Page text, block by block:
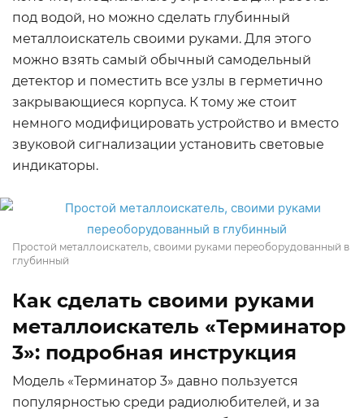
под водой, но можно сделать глубинный
металлоискатель своими руками. Для этого
можно взять самый обычный самодельный
детектор и поместить все узлы в герметично
закрывающиеся корпуса. К тому же стоит
немного модифицировать устройство и вместо
звуковой сигнализации установить световые
индикаторы.
Простой металлоискатель, своими руками переоборудованный в
глубинный
Как сделать своими руками
металлоискатель «Терминатор
3»: подробная инструкция
Модель «Терминатор 3» давно пользуется
популярностью среди радиолюбителей, и за